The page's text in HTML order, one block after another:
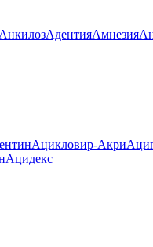
АнкилозАдентияАмнезия
Ацикловир-Акри
Ацидекс